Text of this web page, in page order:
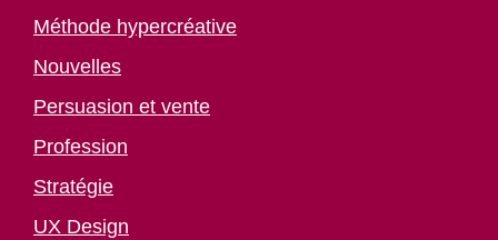
Méthode hypercréative
Nouvelles
Persuasion et vente
Profession
Stratégie
UX Design